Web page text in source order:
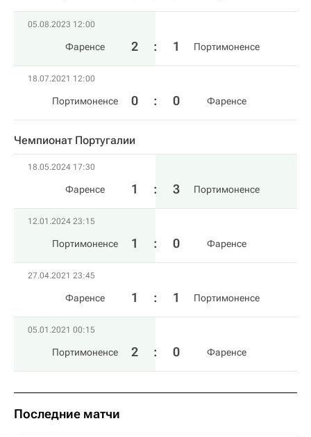
05.08.2023 12:00
Фаренсе 2 : 1 Портимоненсе
18.07.2021 12:00
Портимоненсе 0 : 0 Фаренсе
Чемпионат Португалии
18.05.2024 17:30
Фаренсе 1 : 3 Портимоненсе
12.01.2024 23:15
Портимоненсе 1 : 0 Фаренсе
27.04.2021 23:45
Фаренсе 1 : 1 Портимоненсе
05.01.2021 00:15
Портимоненсе 2 : 0 Фаренсе
Последние матчи